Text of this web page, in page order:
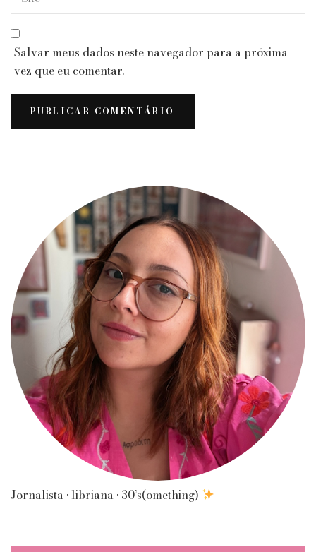
Salvar meus dados neste navegador para a próxima
vez que eu comentar.
Jornalista • libriana • 30’s(omething)